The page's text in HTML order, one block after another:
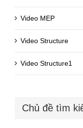
Video MEP
Video Structure
Video Structure1
Chủ đề tìm